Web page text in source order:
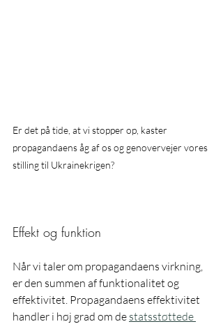
Er det på tide, at vi stopper op, kaster
propagandaens åg af os og genovervejer vores
stilling til Ukrainekrigen?
Effekt og funktion
Når vi taler om propagandaens virkning,
er den summen af funktionalitet og
effektivitet. Propagandaens effektivitet
handler i høj grad om de statsstøttede